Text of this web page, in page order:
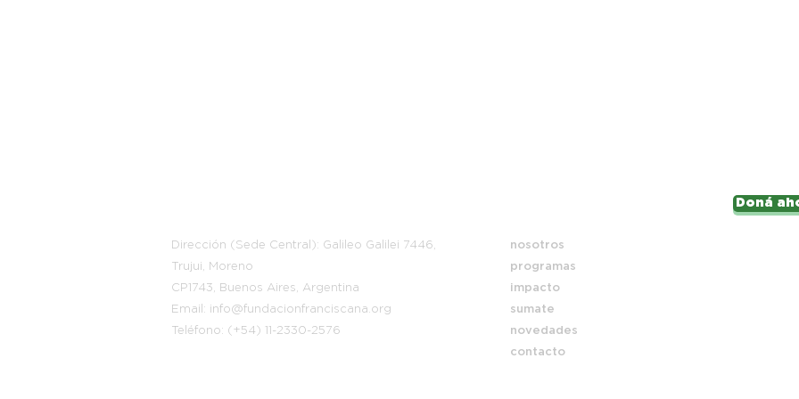
Dirección (Sede Central): Galileo Galilei 7446,
Trujui, Moreno
CP1743, Buenos Aires, Argentina
Email: info@fundacionfranciscana.org
Teléfono: (+54) 11-2330-2576
nosotros
programas
impacto
sumate
novedades
contacto
Doná